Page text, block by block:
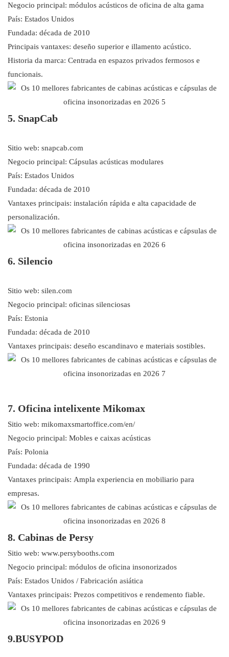
Negocio principal: módulos acústicos de oficina de alta gama
País: Estados Unidos
Fundada: década de 2010
Principais vantaxes: deseño superior e illamento acústico.
Historia da marca: Centrada en espazos privados fermosos e
funcionais.
5. SnapCab
Sitio web: snapcab.com
Negocio principal: Cápsulas acústicas modulares
País: Estados Unidos
Fundada: década de 2010
Vantaxes principais: instalación rápida e alta capacidade de
personalización.
6. Silencio
Sitio web: silen.com
Negocio principal: oficinas silenciosas
País: Estonia
Fundada: década de 2010
Vantaxes principais: deseño escandinavo e materiais sostibles.
7. Oficina intelixente Mikomax
Sitio web: mikomaxsmartoffice.com/en/
Negocio principal: Mobles e caixas acústicas
País: Polonia
Fundada: década de 1990
Vantaxes principais: Ampla experiencia en mobiliario para
empresas.
8. Cabinas de Persy
Sitio web: www.persybooths.com
Negocio principal: módulos de oficina insonorizados
País: Estados Unidos / Fabricación asiática
Vantaxes principais: Prezos competitivos e rendemento fiable.
9.BUSYPOD